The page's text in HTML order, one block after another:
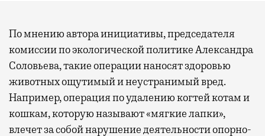
По мнению автора инициативы, председателя
комиссии по экологической политике Александра
Соловьева, такие операции наносят здоровью
животных ощутимый и неустранимый вред.
Например, операция по удалению когтей котам и
кошкам, которую называют «мягкие лапки»,
влечет за собой нарушение деятельности опорно-